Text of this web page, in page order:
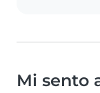
Mi sento